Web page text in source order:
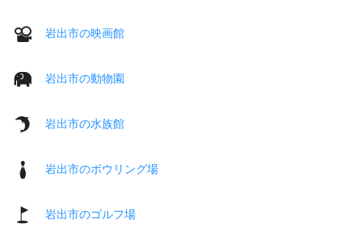
岩出市の映画館
岩出市の動物園
岩出市の水族館
岩出市のボウリング場
岩出市のゴルフ場